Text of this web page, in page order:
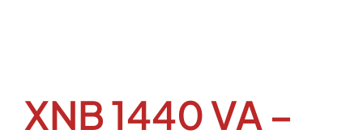
XNB 1440 VA –